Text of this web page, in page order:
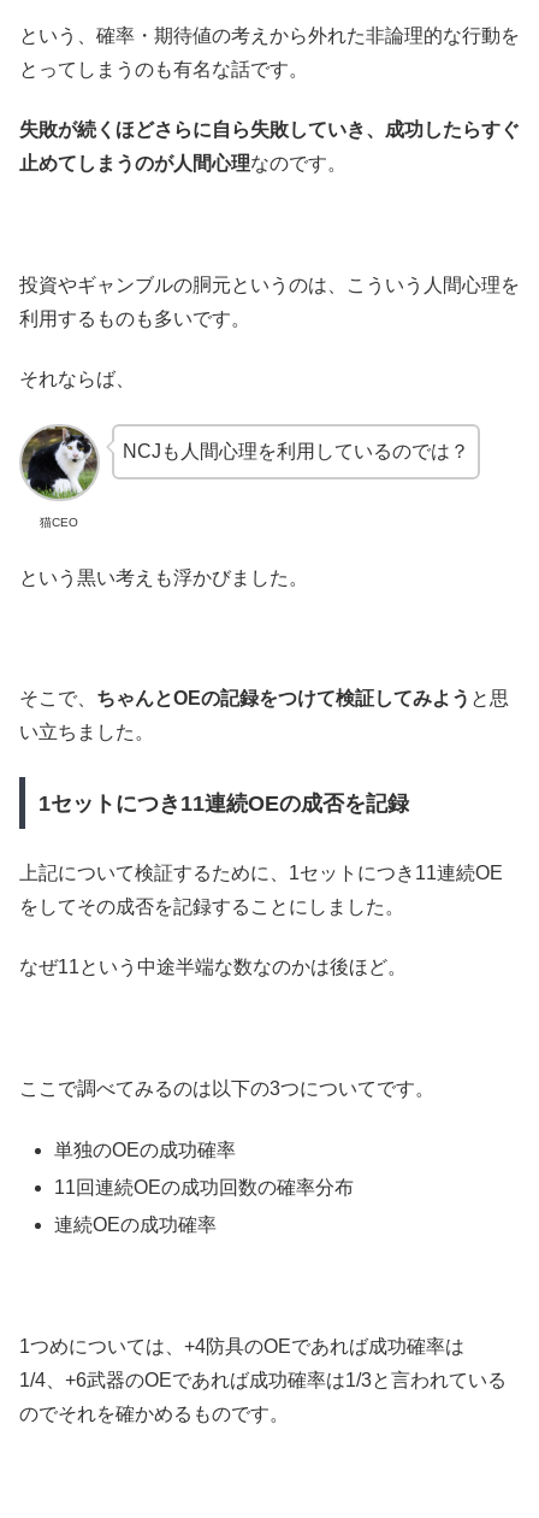
という、確率・期待値の考えから外れた非論理的な行動を
とってしまうのも有名な話です。
失敗が続くほどさらに自ら失敗していき、成功したらすぐ
止めてしまうのが人間心理なのです。
投資やギャンブルの胴元というのは、こういう人間心理を
利用するものも多いです。
それならば、
猫CEO
NCJも人間心理を利用しているのでは？
という黒い考えも浮かびました。
そこで、 ちゃんとOEの記録をつけて検証してみよう と思
い立ちました。
1セットにつき11連続OEの成否を記録
上記について検証するために、1セットにつき11連続OE
をしてその成否を記録することにしました。
なぜ11という中途半端な数なのかは後ほど。
ここで調べてみるのは以下の3つについてです。
単独のOEの成功確率
11回連続OEの成功回数の確率分布
連続OEの成功確率
1つめについては、+4防具のOEであれば成功確率は
1/4、+6武器のOEであれば成功確率は1/3と言われている
のでそれを確かめるものです。